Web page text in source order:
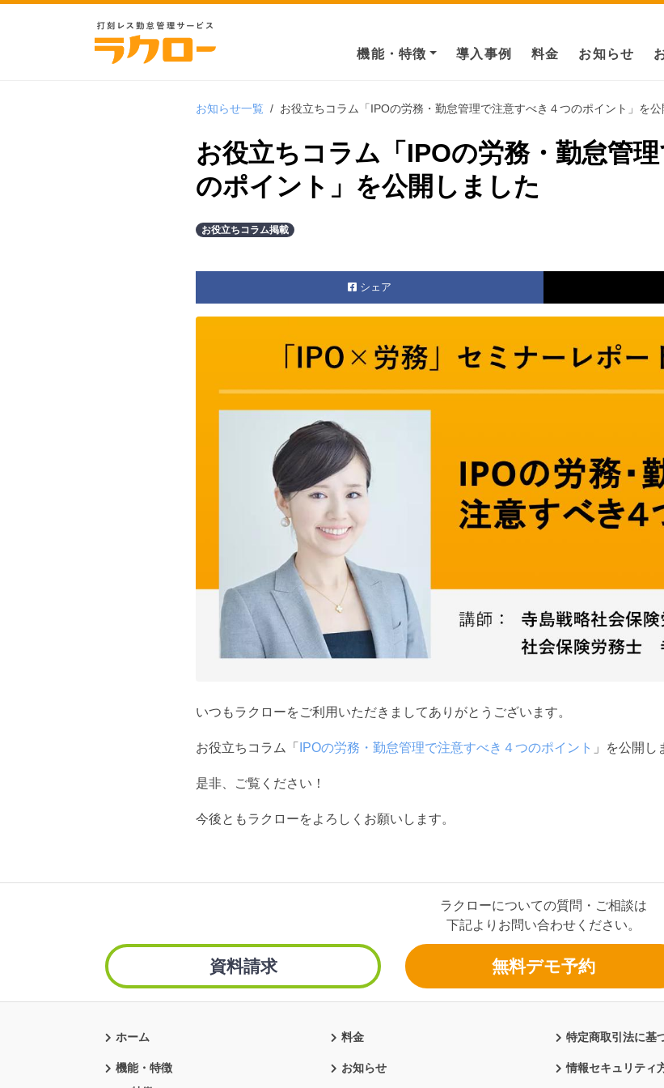
機能・特徴 導入事例 料金 お知らせ
お知らせ一覧 / お役立ちコラム「IPOの労務・勤怠管理で注意すべき４つのポイント」を公
お役立ちコラム「IPOの労務・勤怠管
のポイント」を公開しました
お役立ちコラム掲載
シェア
いつもラクローをご利用いただきましてありがとうございます。
お役立ちコラム「 IPOの労務・勤怠管理で注意すべき４つのポイント 」を公開し
是非、ご覧ください！
今後ともラクローをよろしくお願いします。
ラクローについての質問・ご相談は
下記よりお問い合わせください。
資料請求 無料デモ予約
ホーム
機能・特徴
料金
お知らせ
特定商取引法に基
情報セキュリティ